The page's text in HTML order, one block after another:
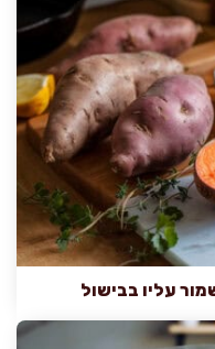
עליו בבישול